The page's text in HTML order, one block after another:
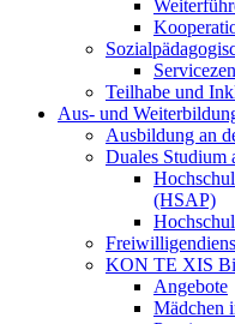
Teilhabe und
Aus- und
Ausbildung an
Duales Studium
(HSAP)
KON TE XIS
Angebote
Mädchen